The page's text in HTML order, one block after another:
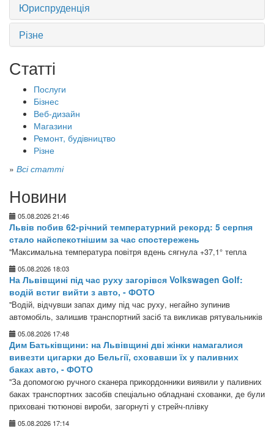
Юриспруденція
Різне
Статті
Послуги
Бізнес
Веб-дизайн
Магазини
Ремонт, будівництво
Різне
» Всі статті
Новини
05.08.2026 21:46
Львів побив 62-річний температурний рекорд: 5 серпня
стало найспекотнішим за час спостережень
"Максимальна температура повітря вдень сягнула +37,1° тепла
05.08.2026 18:03
На Львівщині під час руху загорівся Volkswagen Golf:
водій встиг вийти з авто, - ФОТО
"Водій, відчувши запах диму під час руху, негайно зупинив
автомобіль, залишив транспортний засіб та викликав рятувальників
05.08.2026 17:48
Дим Батьківщини: на Львівщині дві жінки намагалися
вивезти цигарки до Бельгії, сховавши їх у паливних
баках авто, - ФОТО
"За допомогою ручного сканера прикордонники виявили у паливних
баках транспортних засобів спеціально обладнані схованки, де були
приховані тютюнові вироби, загорнуті у стрейч-плівку
05.08.2026 17:14